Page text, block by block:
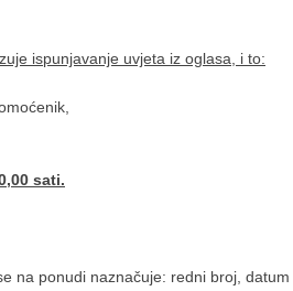
ispunjavanje uvjeta iz oglasa, i to:
sati.
na ponudi naznačuje: redni broj,